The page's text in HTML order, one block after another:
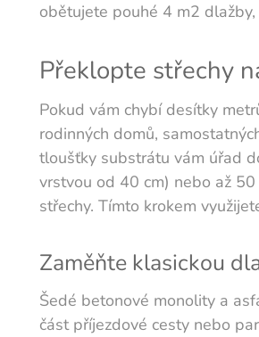
obětujete pouhé 4 m2
Překlopte střechy
Pokud vám chybí desítky
rodinných domů,
tloušťky substrátu vám úřad
vrstvou od 40 cm) nebo až
střechy. Tímto krokem
Zaměňte klasickou
Šedé betonové monolity a
část příjezdové cesty nebo